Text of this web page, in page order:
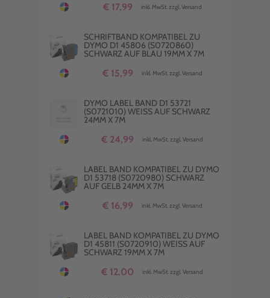
€ 17,99 inkl. MwSt. zzgl. Versand
SCHRIFTBAND KOMPATIBEL ZU
DYMO D1 45806 (S0720860)
SCHWARZ AUF BLAU 19MM X 7M
€ 15,99 inkl. MwSt. zzgl. Versand
DYMO LABEL BAND D1 53721
(S0721010) WEISS AUF SCHWARZ 2
4MM X 7M
€ 24,99 inkl. MwSt. zzgl. Versand
LABEL BAND KOMPATIBEL ZU DYMO
D1 53718 (S0720980) SCHWARZ
AUF GELB 24MM X 7M
€ 16,99 inkl. MwSt. zzgl. Versand
LABEL BAND KOMPATIBEL ZU DYMO
D1 45811 (S0720910) WEISS AUF S
CHWARZ 19MM X 7M
€ 12,00 inkl. MwSt. zzgl. Versand